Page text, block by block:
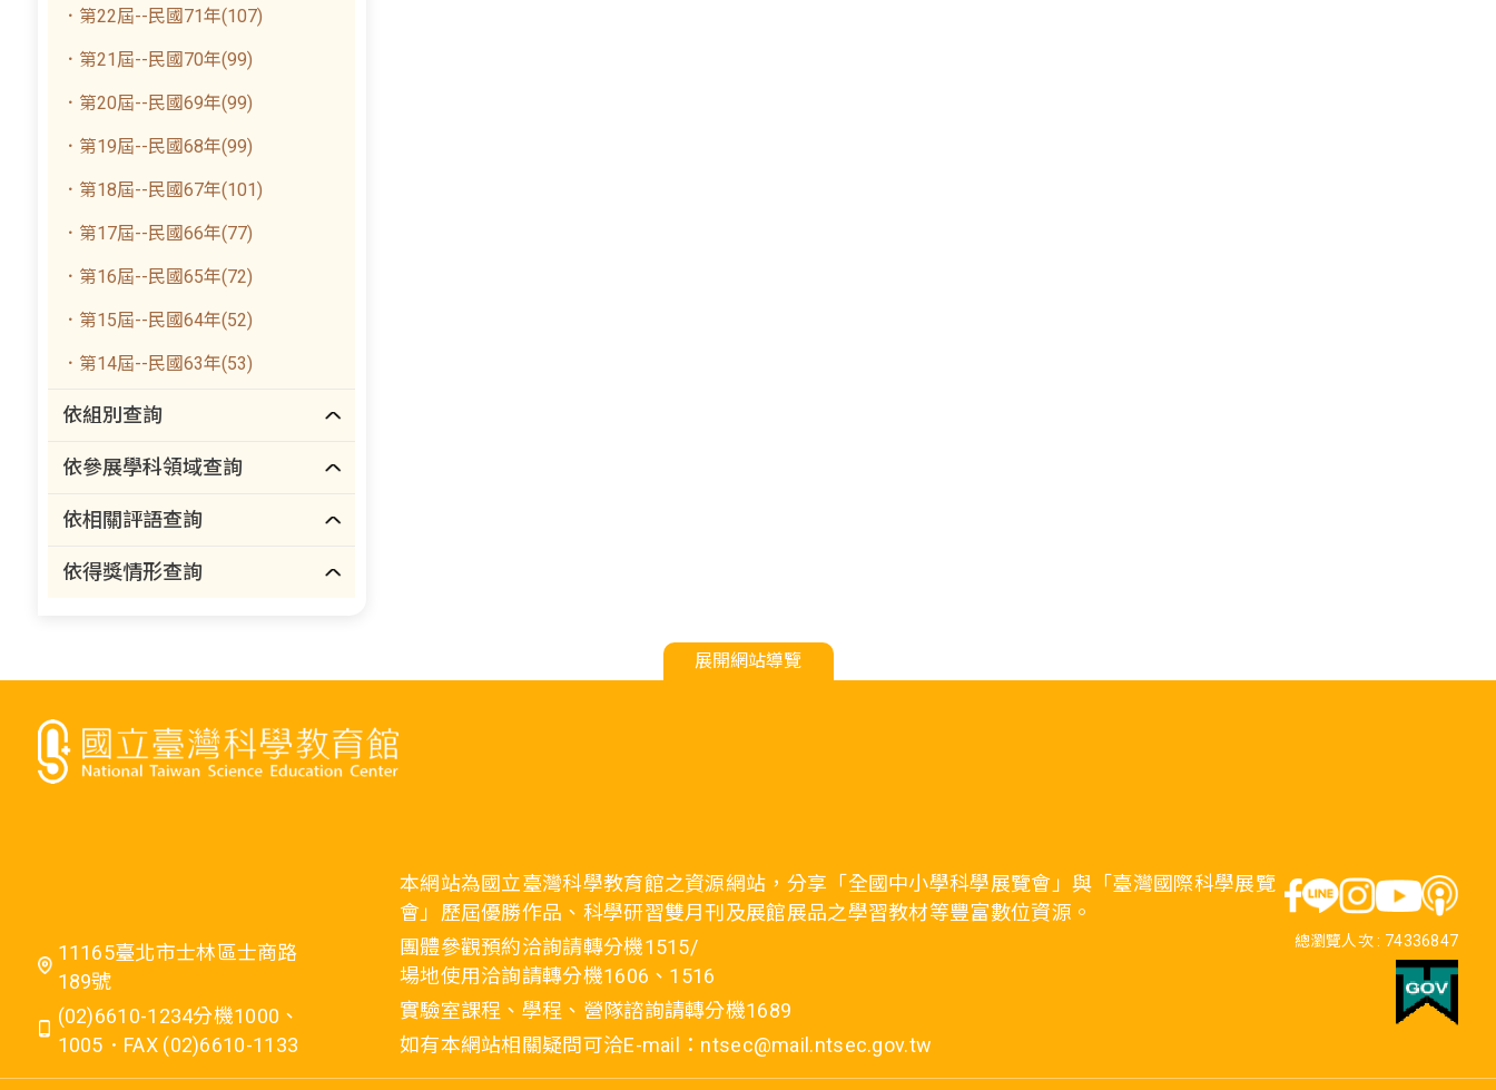
．第22屆--民國71年(107)
．第21屆--民國70年(99)
．第20屆--民國69年(99)
．第19屆--民國68年(99)
．第18屆--民國67年(101)
．第17屆--民國66年(77)
．第16屆--民國65年(72)
．第15屆--民國64年(52)
．第14屆--民國63年(53)
依組別查詢
依參展學科領域查詢
依相關評語查詢
依得獎情形查詢
展開網站導覽
11165臺北市士林區士商路
189號
(02)6610-1234分機1000、
1005．FAX (02)6610-1133
本網站為國立臺灣科學教育館之資源網站，分享「全國中小學科學展覽會」與「臺灣國際科學展覽
會」歷屆優勝作品、科學研習雙月刊及展館展品之學習教材等豐富數位資源。
團體參觀預約洽詢請轉分機1515/
場地使用洽詢請轉分機1606、1516
實驗室課程、學程、營隊諮詢請轉分機1689
如有本網站相關疑問可洽E-mail：ntsec@mail.ntsec.gov.tw
總瀏覽人次 : 74336847